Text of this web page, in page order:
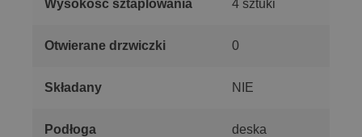
Wysokość sztaplowania 4 sztuki
Otwierane drzwiczki 0
Składany NIE
Podłoga deska